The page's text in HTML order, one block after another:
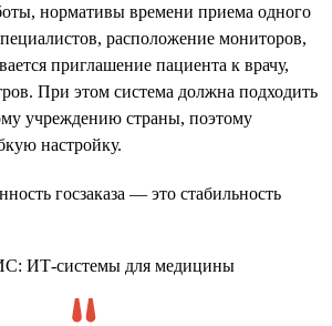
нормативы времени приема одного
расположение мониторов,
приглашение пациента к врачу,
При этом система должна подходить
учреждению страны, поэтому
настройку.
госзаказа — это стабильность